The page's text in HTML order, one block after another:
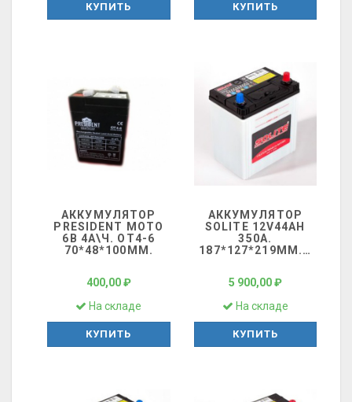
КУПИТЬ КУПИТЬ
АККУМУЛЯТОР
PRESIDENT МОТО
6В 4А\Ч. OT4-6
70*48*100ММ.
400,00 ₽
На складе
КУПИТЬ
АККУМУЛЯТОР
SOLITE 12V44AH
350A.
187*127*219ММ.…
5 900,00 ₽
На складе
КУПИТЬ